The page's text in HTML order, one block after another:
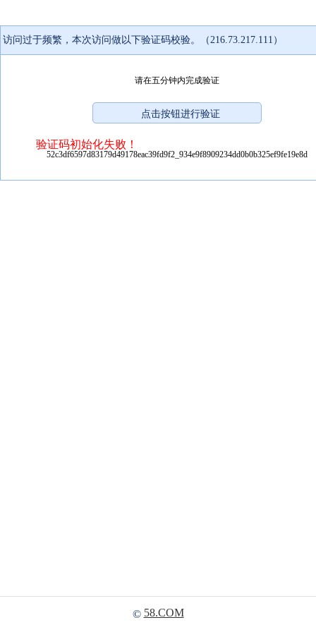
访问过于频繁，本次访问做以下验证码校验。（216.73.217.111）
请在五分钟内完成验证
验证码初始化失败！
52c3df6597d83179d49178eac39fd9f2_934e9f8909234dd0b0b325ef9fe19e8d
© 58.COM